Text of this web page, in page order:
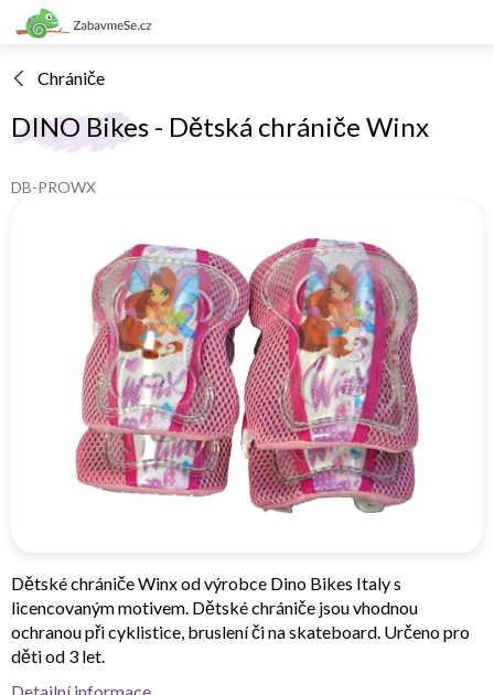
Přejít
na
Chrániče
DINO Bikes - Dětská chrániče Winx
DB-PROWX
Dětské chrániče Winx od výrobce Dino Bikes Italy s
licencovaným motivem. Dětské chrániče jsou vhodnou
ochranou při cyklistice, bruslení či na skateboard. Určeno pro
děti od 3 let.